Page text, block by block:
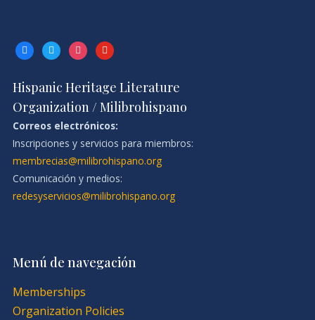
facebooktwitterinstagramyoutube
Hispanic Heritage Literature
Organization / Milibrohispano
Correos electrónicos:
Inscripciones y servicios para miembros:
membrecias@milibrohispano.org
Comunicación y medios:
redesyservicios@milibrohispano.org
Menú de navegación
Memberships
Organization Policies